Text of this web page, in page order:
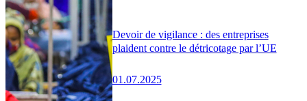
Devoir de vigilance : des entreprises
plaident contre le détricotage par l’UE
01.07.2025